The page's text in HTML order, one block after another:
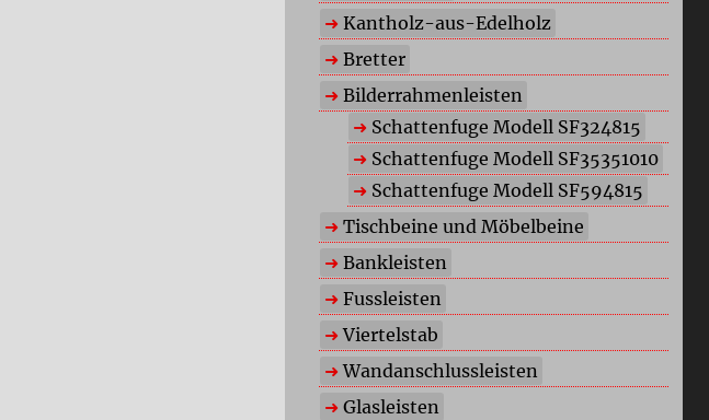
Kantholz-aus-Edelholz
Bretter
Bilderrahmenleisten
Schattenfuge Modell SF324815
Schattenfuge Modell SF35351010
Schattenfuge Modell SF594815
Tischbeine und Möbelbeine
Bankleisten
Fussleisten
Viertelstab
Wandanschlussleisten
Glasleisten